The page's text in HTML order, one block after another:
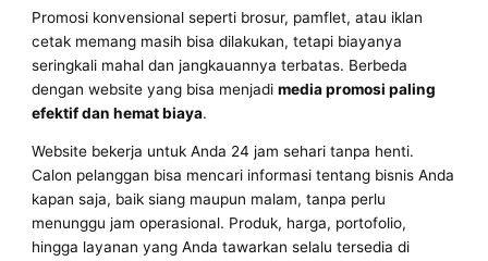
Promosi konvensional seperti brosur, pamflet, atau iklan
cetak memang masih bisa dilakukan, tetapi biayanya
seringkali mahal dan jangkauannya terbatas. Berbeda
dengan website yang bisa menjadimedia promosi paling
efektif dan hemat biaya.
Website bekerja untuk Anda 24 jam sehari tanpa henti.
Calon pelanggan bisa mencari informasi tentang bisnis Anda
kapan saja, baik siang maupun malam, tanpa perlu
menunggu jam operasional. Produk, harga, portofolio,
hingga layanan yang Anda tawarkan selalu tersedia di